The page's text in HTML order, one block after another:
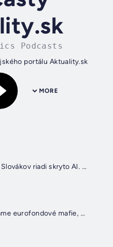
Podcasts
portálu Aktuality.sk
MORE
SHARE: Prácu tisícov Slovákov riadi skryto AI. Prídu prísnejšie pravidlá
Áno, na Slovensku máme eurofondové mafie, minister Takáč účelovo obhajuje zlodejiny, tvrdí exšéf PPA